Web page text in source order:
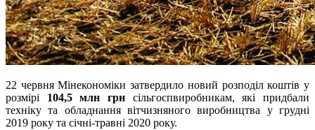
22 червня Мінекономіки затвердило новий розподіл коштів у
розмірі 104,5 млн грн сільгоспвиробникам, які придбали
техніку та обладнання вітчизняного виробництва у грудні
2019 року та січні-травні 2020 року.